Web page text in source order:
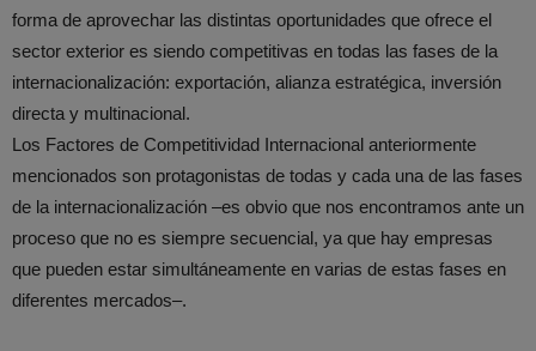
forma de aprovechar las distintas oportunidades que ofrece el
sector exterior es siendo competitivas en todas las fases de la
internacionalización: exportación, alianza estratégica, inversión
directa y multinacional.
Los Factores de Competitividad Internacional anteriormente
mencionados son protagonistas de todas y cada una de las fases
de la internacionalización –es obvio que nos encontramos ante un
proceso que no es siempre secuencial, ya que hay empresas
que pueden estar simultáneamente en varias de estas fases en
diferentes mercados–.